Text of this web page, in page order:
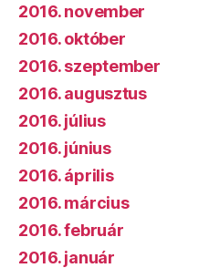
2016. november
2016. október
2016. szeptember
2016. augusztus
2016. július
2016. június
2016. április
2016. március
2016. február
2016. január